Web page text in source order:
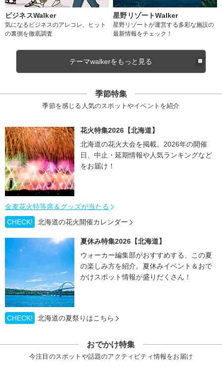
ビジネスWalker
気になるビジネスのアレコレ、ヒット
の裏側を徹底調査
星野リゾートWalker
星野リゾートが運営する多彩な施設の
最新情報をチェック！
テーマwalkerをもっと見る
季節特集
季節を感じる人気のスポットやイベントを紹介
花火特集2026【北海道】
北海道の花火大会を掲載。2026年の開催
日、中止・延期情報や人気ランキングなど
をお届け！
金麦花火特等席＆グッズが当たる
CHECK!
北海道の花火開催カレンダー
夏休み特集2026【北海道】
ウォーカー編集部がおすすめする、この夏
の楽しみ方を紹介。夏休みイベント＆おで
かけスポット情報が盛りだくさん！
CHECK! 北海道の夏祭りはこちら
おでかけ特集
今注目のスポットや話題のアクティビティ情報をお届け